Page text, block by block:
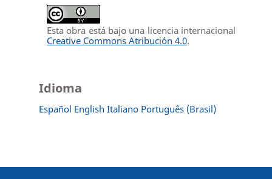
Esta obra está bajo una licencia internacional
Creative Commons Atribución 4.0.
Idioma
Español English Italiano Português (Brasil)